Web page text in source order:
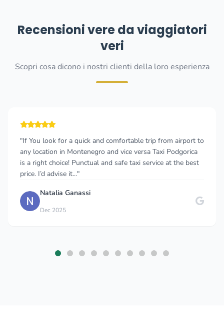
Recensioni vere da viaggiatori
veri
Scopri cosa dicono i nostri clienti della loro esperienza
"If You look for a quick and comfortable trip from airport to
any location in Montenegro and vice versa Taxi Podgorica
is a right choice! Punctual and safe taxi service at the best
price. I’d advise it..."
Natalia Ganassi
Dec 2025